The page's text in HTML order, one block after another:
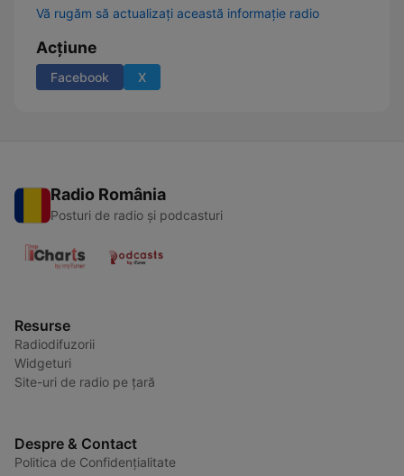
Vă rugăm să actualizați această informație radio
Acțiune
Facebook X
Radio România
Posturi de radio și podcasturi
Resurse
Radiodifuzorii
Widgeturi
Site-uri de radio pe țară
Despre & Contact
Politica de Confidențialitate